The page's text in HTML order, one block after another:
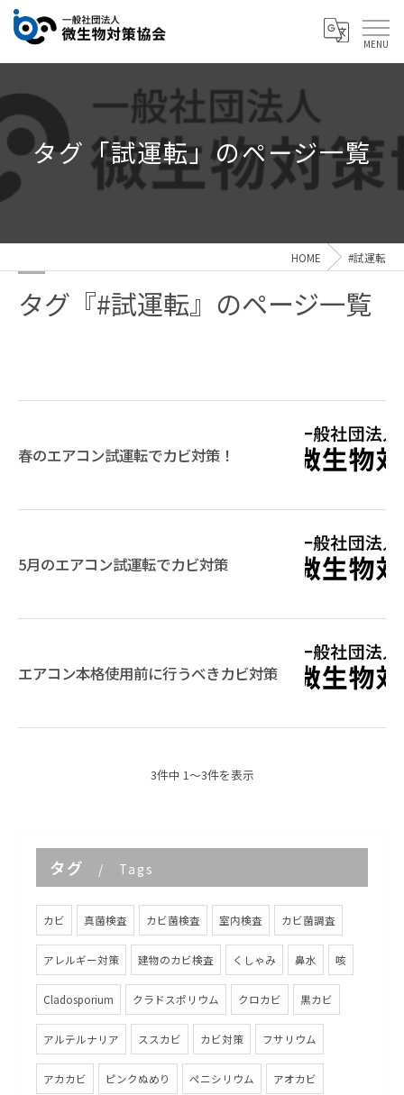
タグ「試運転」のページ一覧
HOME #試運転
タグ『#試運転』のページ一覧
春のエアコン試運転でカビ対策！
5月のエアコン試運転でカビ対策
エアコン本格使用前に行うべきカビ対策
3件中 1～3件を表示
タグ Tags
カビ 真菌検査 カビ菌検査 室内検査 カビ菌調査
アレルギー対策 建物のカビ検査 くしゃみ 鼻水 咳
Cladosporium クラドスポリウム クロカビ 黒カビ
アルテルナリア ススカビ カビ対策 フサリウム
アカカビ ピンクぬめり ペニシリウム アオカビ